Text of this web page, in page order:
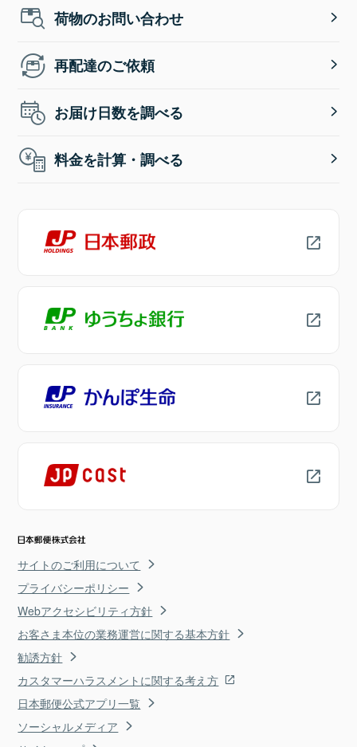
荷物のお問い合わせ
再配達のご依頼
お届け日数を調べる
料金を計算・調べる
サイトのご利用について
プライバシーポリシー
Webアクセシビリティ方針
お客さま本位の業務運営に関する基本方針
勧誘方針
カスタマーハラスメントに関する考え方
日本郵便公式アプリ一覧
ソーシャルメディア